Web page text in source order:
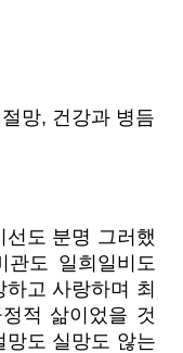
망, 건강과 병듬
도 분명 그러했
도 일희일비도
고 사랑하며 최
적 삶이었을 것
망도 실망도 않는